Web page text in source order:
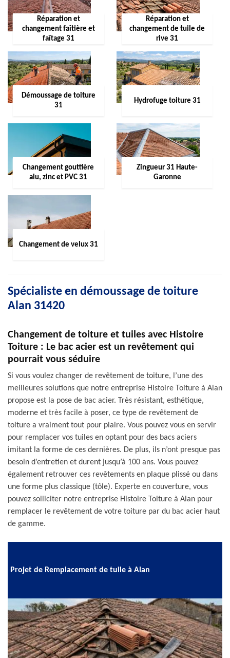
Réparation et
changement faîtière et
faîtage 31
Réparation et
changement de tuile de
rive 31
Démoussage de toiture
31
Hydrofuge toiture 31
Changement gouttière
alu, zinc et PVC 31
Zingueur 31 Haute-
Garonne
Changement de velux 31
Spécialiste en démoussage de toiture
Alan 31420
Changement de toiture et tuiles avec Histoire
Toiture : Le bac acier est un revêtement qui
pourrait vous séduire
Si vous voulez changer de revêtement de toiture, l’une des
meilleures solutions que notre entreprise Histoire Toiture à Alan
propose est la pose de bac acier. Très résistant, esthétique,
moderne et très facile à poser, ce type de revêtement de
toiture a vraiment tout pour plaire. Vous pouvez vous en servir
pour remplacer vos tuiles en optant pour des bacs aciers
imitant la forme de ces dernières. De plus, ils n’ont presque pas
besoin d’entretien et durent jusqu’à 100 ans. Vous pouvez
également retrouver ces revêtements en plaque plissé ou dans
une forme plus classique (tôle). Experte en couverture, vous
pouvez solliciter notre entreprise Histoire Toiture à Alan pour
remplacer le revêtement de votre toiture par du bac acier haut
de gamme.
Projet de Remplacement de tuile à Alan